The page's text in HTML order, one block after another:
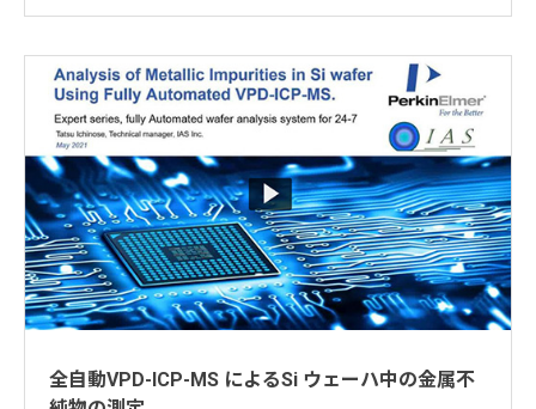
全自動VPD-ICP-MS によるSi ウェーハ中の金属不